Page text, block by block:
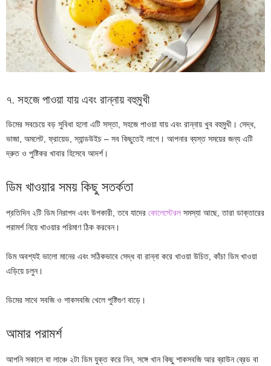
৭. সহজে পাওয়া যায় এবং রান্নায় বহুমুখী
ডিমের সবচেয়ে বড় সুবিধা হলো এটি সস্তা, সহজে পাওয়া যায় এবং রান্নায় খুব বহুমুখী। সেদ্ধ,
ভাজা, অমলেট, ফ্রায়েড, স্যান্ডউইচ – সব কিছুতেই লাগে। আপনার ব্যস্ত সময়ের জন্য এটি
দ্রুত ও পুষ্টিকর খাবার হিসেবে আদর্শ।
ডিম খাওয়ার সময় কিছু সতর্কতা
প্রতিদিন ২টি ডিম নিরাপদ এবং উপকারী, তবে যাদের কোলেস্টেরল সমস্যা আছে, তারা ডাক্তারের
পরামর্শ নিয়ে খাওয়ার পরিমাণ ঠিক করবেন।
ডিম অবশ্যই ভালো মানের এবং সঠিকভাবে সেদ্ধ বা রান্না করে খাওয়া উচিত, কাঁচা ডিম খাওয়া
এড়িয়ে চলুন।
ডিমের সাথে সবজি ও শাকসবজি খেলে পুষ্টিগুণ বাড়ে।
আমার পরামর্শ
আপনি সকালে বা লাঞ্চে ২টা ডিম যুক্ত করে নিন, সঙ্গে খান কিছু শাকসবজি আর ব্রাউন ব্রেড বা